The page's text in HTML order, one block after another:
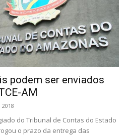
podem ser enviados
AM
do Tribunal de Contas do Estado
o prazo da entrega das